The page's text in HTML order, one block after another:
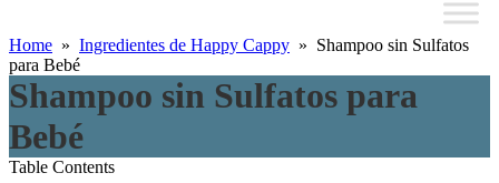
Home » Ingredientes de Happy Cappy » Shampoo sin Sulfatos
para Bebé
Shampoo sin Sulfatos para
Bebé
Table Contents